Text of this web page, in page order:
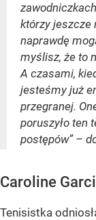
którzy jeszcze
naprawdę
myślisz, że to
A czasami,
jesteśmy już
przegranej.
poruszyło ten
postępów” –
Caroline
Tenisistka